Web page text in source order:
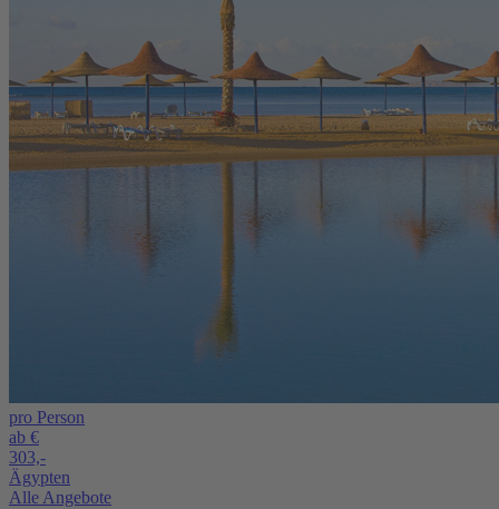
pro Person
ab €
303,-
Ägypten
Alle Angebote